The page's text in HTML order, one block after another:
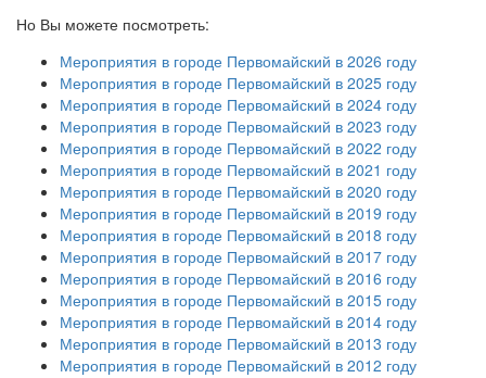
Но Вы можете посмотреть:
Мероприятия в городе Первомайский в 2026 году
Мероприятия в городе Первомайский в 2025 году
Мероприятия в городе Первомайский в 2024 году
Мероприятия в городе Первомайский в 2023 году
Мероприятия в городе Первомайский в 2022 году
Мероприятия в городе Первомайский в 2021 году
Мероприятия в городе Первомайский в 2020 году
Мероприятия в городе Первомайский в 2019 году
Мероприятия в городе Первомайский в 2018 году
Мероприятия в городе Первомайский в 2017 году
Мероприятия в городе Первомайский в 2016 году
Мероприятия в городе Первомайский в 2015 году
Мероприятия в городе Первомайский в 2014 году
Мероприятия в городе Первомайский в 2013 году
Мероприятия в городе Первомайский в 2012 году